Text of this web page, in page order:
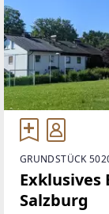
GRUNDSTÜCK
Salzburg